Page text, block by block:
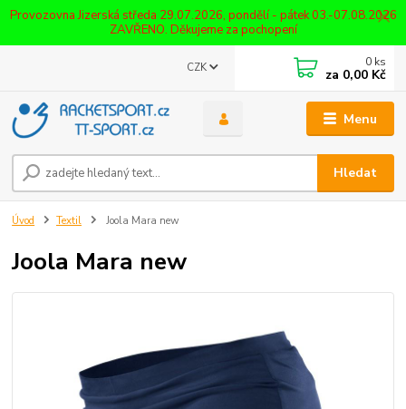
Provozovna Jizerská středa 29.07.2026, pondělí - pátek 03.-07.08.2026
ZAVŘENO. Děkujeme za pochopení
Menu
CZK
Hledat
0 ks
za 0,00 Kč
Úvod Textil Joola Mara new
Joola Mara new